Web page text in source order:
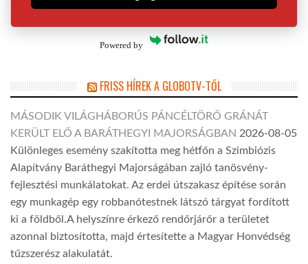
Powered by
FRISS HÍREK A GLOBOTV-TŐL
MÁSODIK VILÁGHÁBORÚS PÁNCÉLTÖRŐ GRÁNÁT
KERÜLT ELŐ A BARÁTHEGYI MAJORSÁGBAN 2026-08-05
Különleges esemény szakította meg hétfőn a Szimbiózis
Alapítvány Baráthegyi Majorságában zajló tanösvény-
fejlesztési munkálatokat. Az erdei útszakasz építése során
egy munkagép egy robbanótestnek látszó tárgyat fordított
ki a földből.A helyszínre érkező rendőrjárőr a területet
azonnal biztosította, majd értesítette a Magyar Honvédség
tűzszerész alakulatát.